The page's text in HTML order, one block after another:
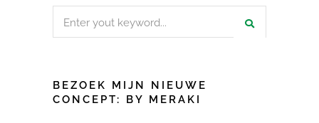
BEZOEK MIJN NIEUWE
CONCEPT: BY MERAKI